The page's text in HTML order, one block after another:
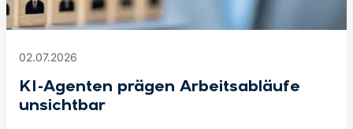
02.07.2026
KI-Agenten prägen Arbeitsabläufe
unsichtbar